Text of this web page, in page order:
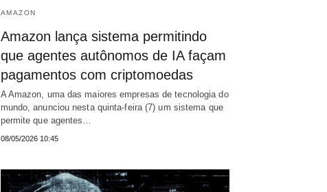
AMAZON
Amazon lança sistema permitindo
que agentes autônomos de IA façam
pagamentos com criptomoedas
A Amazon, uma das maiores empresas de tecnologia do
mundo, anunciou nesta quinta-feira (7) um sistema que
permite que agentes…
08/05/2026 10:45